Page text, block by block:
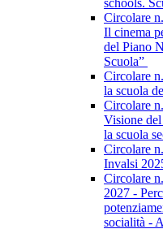
schools.
Circolare
Il cinema
del Piano
Scuola”
Circolare
la scuola
Circolare
Visione
la scuola
Circolare
Invalsi
Circolare
2027 -
socialità -